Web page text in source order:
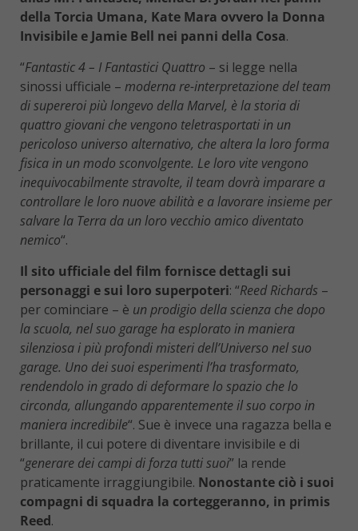
della Torcia Umana, Kate Mara ovvero la Donna
Invisibile e Jamie Bell nei panni della Cosa.
“Fantastic 4 – I Fantastici Quattro – si legge nella
sinossi ufficiale – moderna re-interpretazione del team
di supereroi più longevo della Marvel, è la storia di
quattro giovani che vengono teletrasportati in un
pericoloso universo alternativo, che altera la loro forma
fisica in un modo sconvolgente. Le loro vite vengono
inequivocabilmente stravolte, il team dovrà imparare a
controllare le loro nuove abilità e a lavorare insieme per
salvare la Terra da un loro vecchio amico diventato
nemico“.
Il sito ufficiale del film fornisce dettagli sui
personaggi e sui loro superpoteri: “Reed Richards –
per cominciare – è un prodigio della scienza che dopo
la scuola, nel suo garage ha esplorato in maniera
silenziosa i più profondi misteri dell’Universo nel suo
garage. Uno dei suoi esperimenti l’ha trasformato,
rendendolo in grado di deformare lo spazio che lo
circonda, allungando apparentemente il suo corpo in
maniera incredibile“. Sue è invece una ragazza bella e
brillante, il cui potere di diventare invisibile e di
“generare dei campi di forza tutti suoi” la rende
praticamente irraggiungibile. Nonostante ciò i suoi
compagni di squadra la corteggeranno, in primis
Reed.